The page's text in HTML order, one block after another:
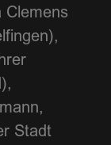
Clemens
Stadt